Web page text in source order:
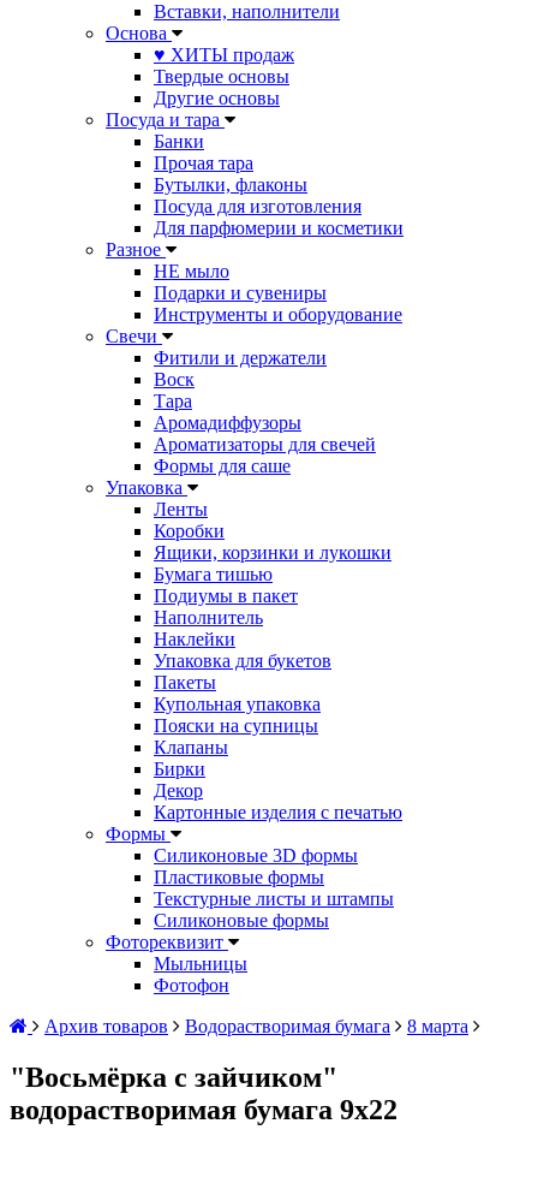
Вставки, наполнители
Основа
♥ ХИТЫ продаж
Твердые основы
Другие основы
Посуда и тара
Банки
Прочая тара
Бутылки, флаконы
Посуда для изготовления
Для парфюмерии и косметики
Разное
НЕ мыло
Подарки и сувениры
Инструменты и оборудование
Свечи
Фитили и держатели
Воск
Тара
Аромадиффузоры
Ароматизаторы для свечей
Формы для саше
Упаковка
Ленты
Коробки
Ящики, корзинки и лукошки
Бумага тишью
Подиумы в пакет
Наполнитель
Наклейки
Упаковка для букетов
Пакеты
Купольная упаковка
Пояски на супницы
Клапаны
Бирки
Декор
Картонные изделия с печатью
Формы
Силиконовые 3D формы
Пластиковые формы
Текстурные листы и штампы
Силиконовые формы
Фотореквизит
Мыльницы
Фотофон
Архив товаров
Водорастворимая бумага 8 марта
"Восьмёрка с зайчиком"
водорастворимая бумага 9х22